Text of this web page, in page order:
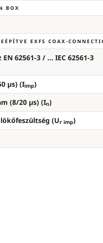
BOX
EXFS COAX-
62561-3 / ... IEC 62561-3
µs) (Iimp)
(8/20 µs) (In)
(Ur imp)